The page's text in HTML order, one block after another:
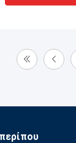
περίπου